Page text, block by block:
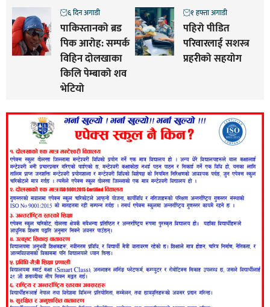
पाकिस्तानको ब्रड
पिक आरोह‌‌: सम्पर्क
विहिन दोलखाका
किलि पेम्बाको शव
भेटियो
६ दिन अगाडी
पहिरो पीडित
परिवारलाई सशस्त्र
प्रहरीको सहयोग
१ हफ्ता अगाडी